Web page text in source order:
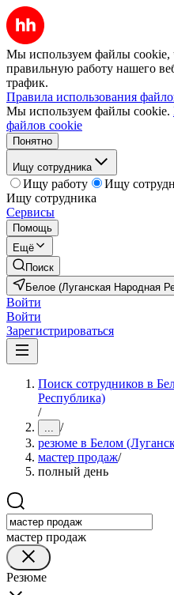
Мы используем файлы cookie,
правильную работу нашего
трафик.
Правила использования
Мы используем файлы cookie.
файлов cookie
Понятно
Ищу сотрудника
Ищу работу
Ищу
Ищу сотрудника
Сервисы
Помощь
Ещё
Поиск
Белое (Луганская Народная
Войти
Войти
Зарегистрироваться
Поиск сотрудников в
Республика)
/
... /
резюме в Белом
мастер продаж/
полный день
мастер продаж
Резюме